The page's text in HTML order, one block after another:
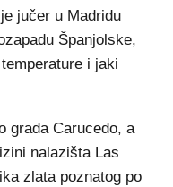
jučer u Madridu
Španjolske,
i jaki
grada Carucedo, a
nalazišta Las
zlata poznatog po